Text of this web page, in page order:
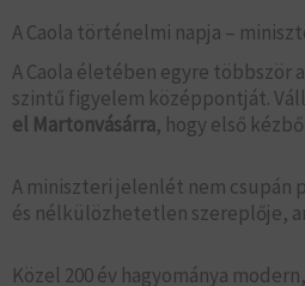
A Caola történelmi napja –
A Caola életében egyre többször
szintű figyelem középpontját.
el Martonvásárra, hogy első
A miniszteri jelenlét nem csupán
és nélkülözhetetlen szereplője,
Közel 200 év hagyománya